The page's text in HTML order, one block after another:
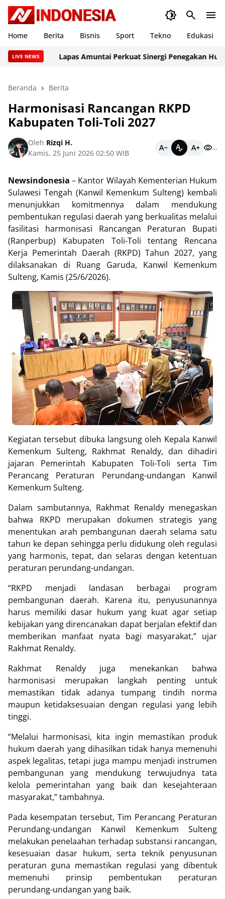
Home Berita Bisnis Sport Tekno Edukasi
LIVE NEWS Lapas Amuntai Perkuat Sinergi Penegakan Hukum
Beranda Berita
Harmonisasi Rancangan RKPD
Kabupaten Toli-Toli 2027
Oleh Rizqi H.
Kamis, 25 Juni 2026 02:50 WIB
...
Newsindonesia – Kantor Wilayah Kementerian Hukum
Sulawesi Tengah (Kanwil Kemenkum Sulteng) kembali
menunjukkan komitmennya dalam mendukung
pembentukan regulasi daerah yang berkualitas melalui
fasilitasi harmonisasi Rancangan Peraturan Bupati
(Ranperbup) Kabupaten Toli-Toli tentang Rencana
Kerja Pemerintah Daerah (RKPD) Tahun 2027, yang
dilaksanakan di Ruang Garuda, Kanwil Kemenkum
Sulteng, Kamis (25/6/2026).
Kegiatan tersebut dibuka langsung oleh Kepala Kanwil
Kemenkum Sulteng, Rakhmat Renaldy, dan dihadiri
jajaran Pemerintah Kabupaten Toli-Toli serta Tim
Perancang Peraturan Perundang-undangan Kanwil
Kemenkum Sulteng.
Dalam sambutannya, Rakhmat Renaldy menegaskan
bahwa RKPD merupakan dokumen strategis yang
menentukan arah pembangunan daerah selama satu
tahun ke depan sehingga perlu didukung oleh regulasi
yang harmonis, tepat, dan selaras dengan ketentuan
peraturan perundang-undangan.
“RKPD menjadi landasan berbagai program
pembangunan daerah. Karena itu, penyusunannya
harus memiliki dasar hukum yang kuat agar setiap
kebijakan yang direncanakan dapat berjalan efektif dan
memberikan manfaat nyata bagi masyarakat,” ujar
Rakhmat Renaldy.
Rakhmat Renaldy juga menekankan bahwa
harmonisasi merupakan langkah penting untuk
memastikan tidak adanya tumpang tindih norma
maupun ketidaksesuaian dengan regulasi yang lebih
tinggi.
“Melalui harmonisasi, kita ingin memastikan produk
hukum daerah yang dihasilkan tidak hanya memenuhi
aspek legalitas, tetapi juga mampu menjadi instrumen
pembangunan yang mendukung terwujudnya tata
kelola pemerintahan yang baik dan kesejahteraan
masyarakat,” tambahnya.
Pada kesempatan tersebut, Tim Perancang Peraturan
Perundang-undangan Kanwil Kemenkum Sulteng
melakukan penelaahan terhadap substansi rancangan,
kesesuaian dasar hukum, serta teknik penyusunan
peraturan guna memastikan regulasi yang dibentuk
memenuhi prinsip pembentukan peraturan
perundang-undangan yang baik.